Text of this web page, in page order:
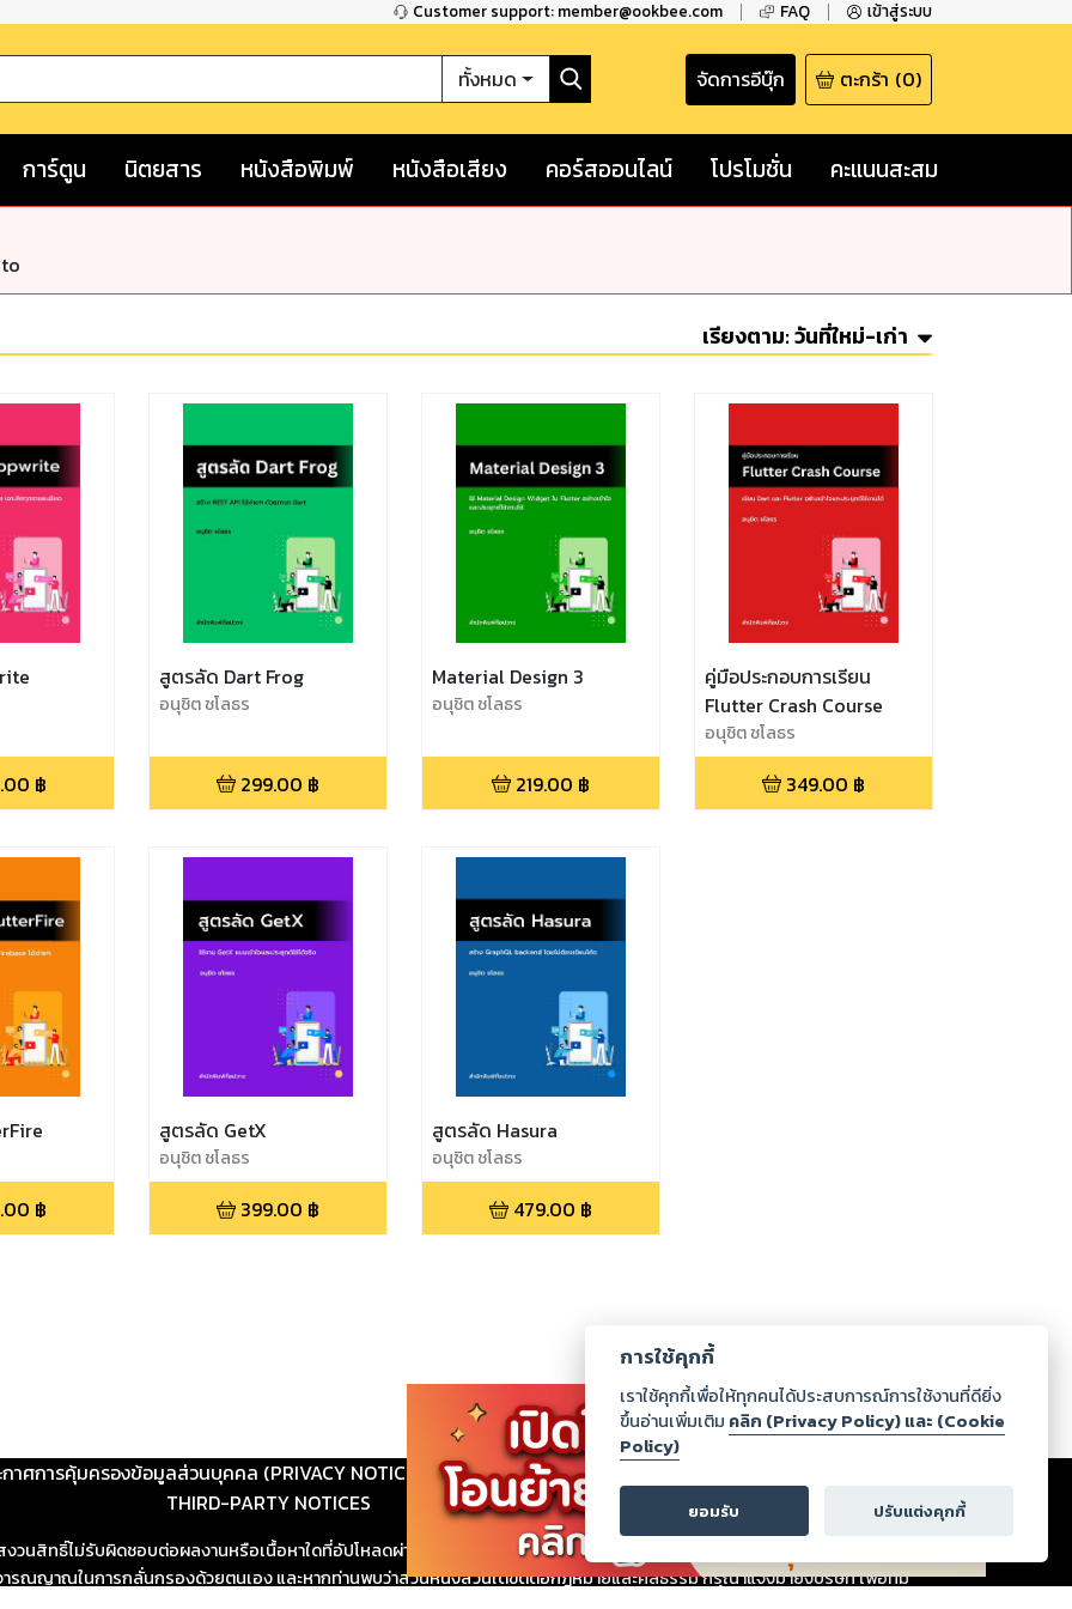
Customer support: member@ookbee.com FAQ เข้าสู่ระบบ
ทั้งหมด จัดการอีบุ๊ก ตะกร้า (0)
การ์ตูน นิตยสาร หนังสือพิมพ์ หนังสือเสียง คอร์สออนไลน์ โปรโมชั่น คะแนนสะสม
เรียงตาม:วันที่ใหม่-เก่า
฿
สูตรลัด Dart Frog
อนุชิต ชโลธร
299.00 ฿
Material Design 3
อนุชิต ชโลธร
219.00 ฿
คู่มือประกอบการเรียน
Flutter Crash Course
อนุชิต ชโลธร
349.00 ฿
฿
สูตรลัด GetX
อนุชิต ชโลธร
399.00 ฿
สูตรลัด Hasura
อนุชิต ชโลธร
479.00 ฿
าศการคุ้มครองข้อมูลส่วนบุคคล (PRIVACY NOTICE) | ติดต่อเรา
THIRD-PARTY NOTICES
นสิทธิ์ไม่รับผิดชอบต่อผลงานหรือเนื้อหาใดที่อัปโหลดผ่านเว็บไซต์และปรากฏว่าละเมิดสิทธิในทรัพย์สินทางปัญญาของบุคคลอื่นหรือ
รณญาณในการกลั่นกรองด้วยตนเอง และหากท่านพบว่าส่วนหนึ่งส่วนใดขัดต่อกฎหมายและศีลธรรม กรุณาแจ้งมายังบริษัท เพื่อทีม
การใช้คุกกี้
เราใช้คุกกี้เพื่อให้ทุกคนได้ประสบการณ์การใช้งานที่ดียิ่ง
ขึ้นอ่านเพิ่มเติม คลิก (Privacy Policy) และ (Cookie
Policy)
ยอมรับ ปรับแต่งคุกกี้